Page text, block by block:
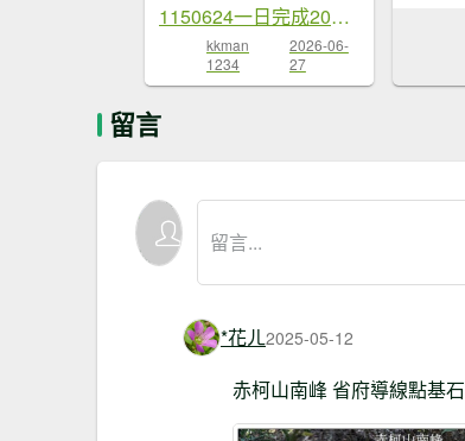
1150624一日完成2026森遊...
kkman
1234
2026-06-
27
留言
*花ㄦ 2025-05-12
赤柯山南峰 省府導線點基石